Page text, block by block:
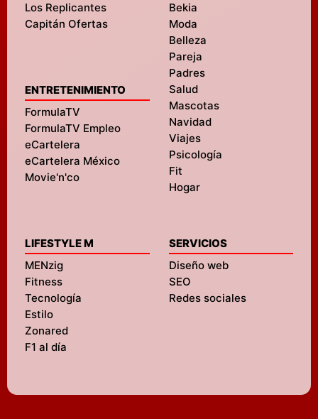
Los Replicantes
Capitán Ofertas
ENTRETENIMIENTO
FormulaTV
FormulaTV Empleo
eCartelera
eCartelera México
Movie'n'co
Bekia
Moda
Belleza
Pareja
Padres
Salud
Mascotas
Navidad
Viajes
Psicología
Fit
Hogar
LIFESTYLE M
MENzig
Fitness
Tecnología
Estilo
Zonared
F1 al día
SERVICIOS
Diseño web
SEO
Redes sociales